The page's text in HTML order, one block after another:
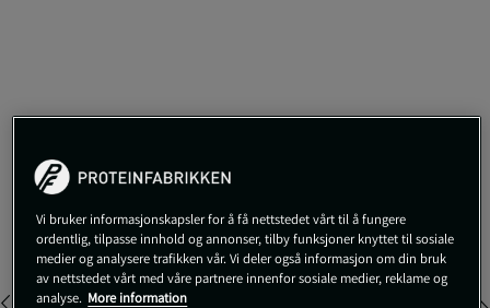
1.749 kr
Farge: Black/White/Grey
Vi bruker informasjonskapsler for å få nettstedet vårt til å fungere
ordentlig, tilpasse innhold og annonser, tilby funksjoner knyttet til sosiale
medier og analysere trafikken vår. Vi deler også informasjon om din bruk
av nettstedet vårt med våre partnere innenfor sosiale medier, reklame og
analyse. More information